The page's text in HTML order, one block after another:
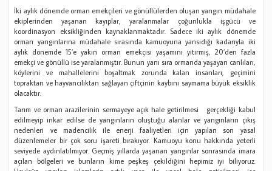
İki aylık dönemde orman emekçileri ve gönüllülerden oluşan yangın müdahale
ekiplerinden yaşanan kayıplar, yaralanmalar çoğunlukla işgücü ve
koordinasyon eksikliğinden kaynaklanmaktadır. Sadece iki aylık dönemde
orman yangınlarına müdahale sırasında kamuoyuna yansıdığı kadarıyla iki
aylık dönemde 15’e yakın orman emekçisi yaşamını yitirmiş, 20’den fazla
emekçi ve gönüllü ise yaralanmıştır. Bunun yanı sıra ormanda yaşayan canlıları,
köylerini ve mahallelerini boşaltmak zorunda kalan insanları, geçimini
topraktan ve hayvancılıktan sağlayan çiftçinin kaybını saymama büyük eksiklik
olacaktır.
Tarım ve orman arazilerinin sermayeye açık hale getirilmesi gerçekliği kabul
edilmeyip inkar edilse de yangınların oluştuğu alanlar ve yangınların çıkış
nedenleri ve madencilik ile enerji faaliyetleri için yapılan son yasal
düzenlemeler bir çok soru işareti bırakıyor. Kamuoyu konu hakkında yeterli
seviyede aydınlatılmıyor. Geçmiş yıllarda yaşanan yangınlar sonrasında imara
açılan bölgeleri ve bunların kime peşkeş çekildiğini hepimiz iyi biliyoruz.